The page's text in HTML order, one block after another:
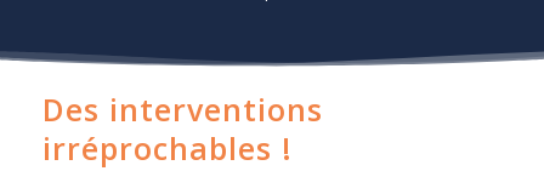
Des interventions
irréprochables !